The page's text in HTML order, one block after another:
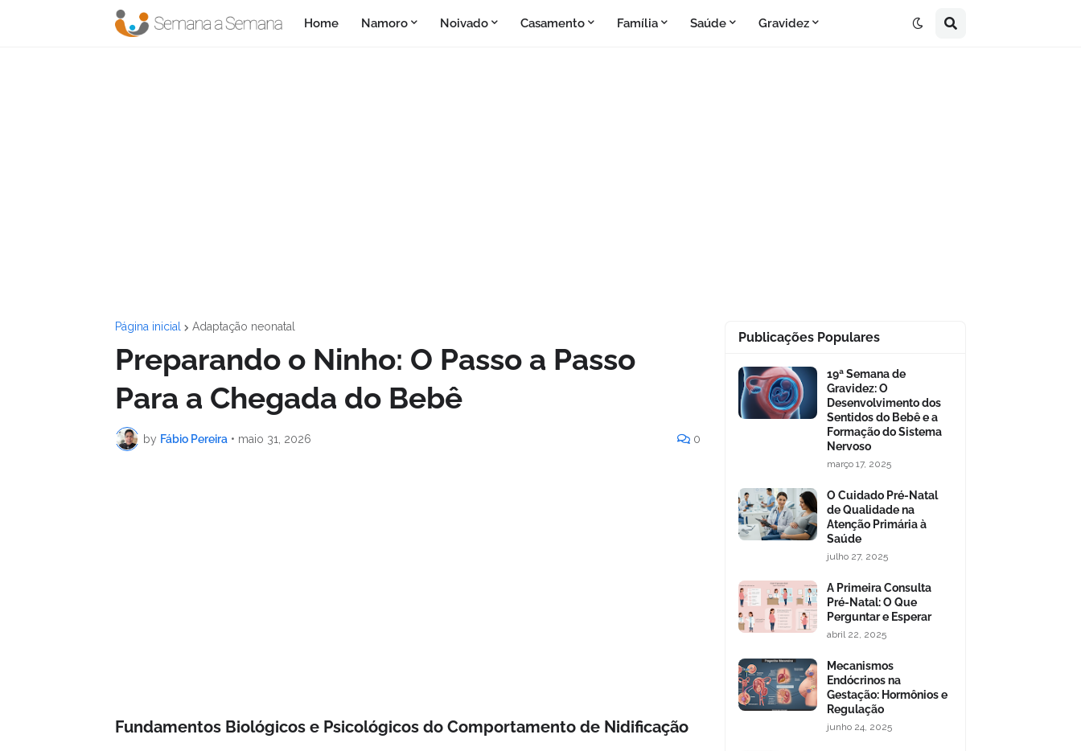
Home Namoro Noivado Casamento Família Saúde Gravidez
Página inicial Adaptação neonatal
Preparando o Ninho: O Passo a Passo
Para a Chegada do Bebê
by Fábio Pereira • maio 31, 2026 0
Fundamentos Biológicos e Psicológicos do Comportamento de Nidificação
Publicações Populares
19ª Semana de
Gravidez: O
Desenvolvimento dos
Sentidos do Bebê e a
Formação do Sistema
Nervoso
março 17, 2025
O Cuidado Pré-Natal
de Qualidade na
Atenção Primária à
Saúde
julho 27, 2025
A Primeira Consulta
Pré-Natal: O Que
Perguntar e Esperar
abril 22, 2025
Mecanismos
Endócrinos na
Gestação: Hormônios e
Regulação
junho 24, 2025